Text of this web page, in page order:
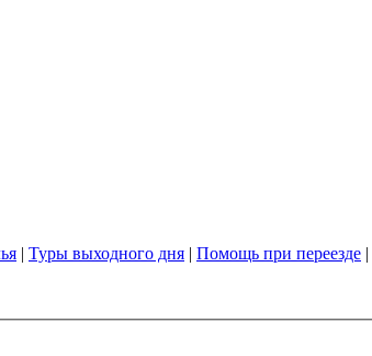
| Туры выходного дня | Помощь при переезде |